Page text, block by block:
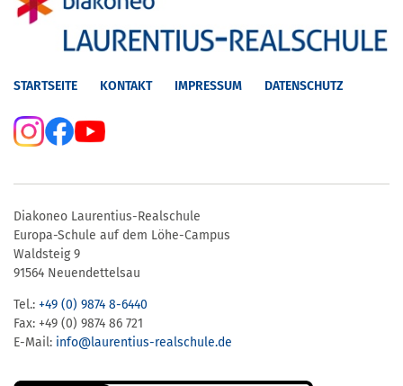
STARTSEITE KONTAKT IMPRESSUM DATENSCHUTZ
Diakoneo Laurentius-Realschule
Europa-Schule auf dem Löhe-Campus
Waldsteig 9
91564 Neuendettelsau
Tel.: +49 (0) 9874 8-6440
Fax: +49 (0) 9874 86 721
E-Mail: info@laurentius-realschule.de